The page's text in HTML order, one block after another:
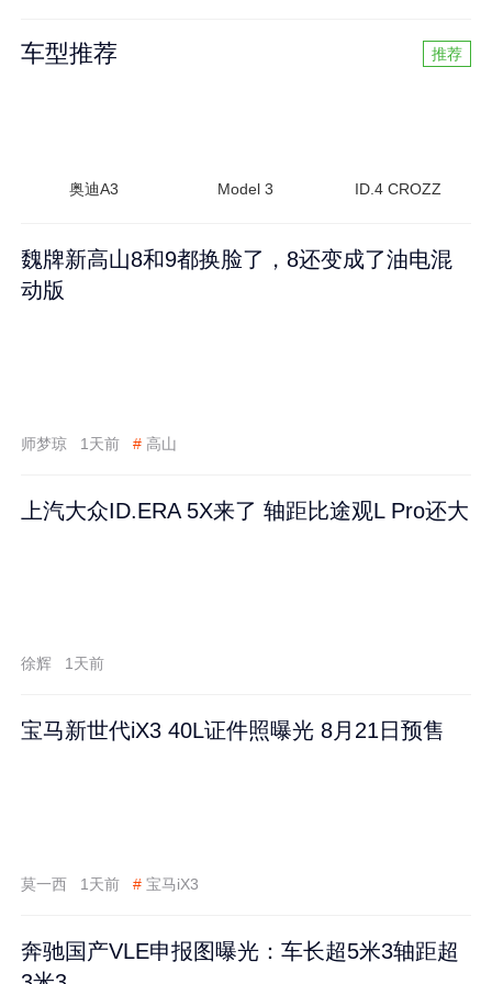
车型推荐 推荐
奥迪A3 Model 3 ID.4 CROZZ
魏牌新高山8和9都换脸了，8还变成了油电混
动版
师梦琼 1天前 # 高山
上汽大众ID.ERA 5X来了 轴距比途观L Pro还大
徐辉 1天前
宝马新世代iX3 40L证件照曝光 8月21日预售
莫一西 1天前 # 宝马iX3
奔驰国产VLE申报图曝光：车长超5米3轴距超